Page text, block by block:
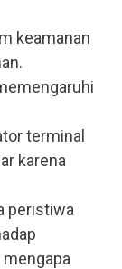
keamanan
terminal
karena
peristiwa